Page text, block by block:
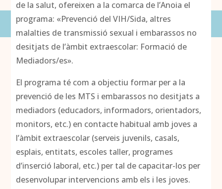
de la salut, ofereixen a la comarca de l’Anoia el
programa: «Prevenció del VIH/Sida, altres
malalties de transmissió sexual i embarassos no
desitjats de l’àmbit extraescolar: Formació de
Mediadors/es».
El programa té com a objectiu formar per a la
prevenció de les MTS i embarassos no desitjats a
mediadors (educadors, informadors, orientadors,
monitors, etc.) en contacte habitual amb joves a
l’àmbit extraescolar (serveis juvenils, casals,
esplais, entitats, escoles taller, programes
d’inserció laboral, etc.) per tal de capacitar-los per
desenvolupar intervencions amb els i les joves.